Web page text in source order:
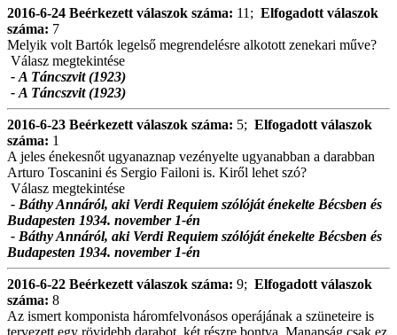
2016-6-24 Beérkezett válaszok száma: 11; Elfogadott válaszok
száma: 7
Melyik volt Bartók legelső megrendelésre alkotott zenekari műve?
Válasz megtekintése
- A Táncszvit (1923)
- A Táncszvit (1923)
2016-6-23 Beérkezett válaszok száma: 5; Elfogadott válaszok
száma: 1
A jeles énekesnőt ugyanaznap vezényelte ugyanabban a darabban
Arturo Toscanini és Sergio Failoni is. Kiről lehet szó?
Válasz megtekintése
- Báthy Annáról, aki Verdi Requiem szólóját énekelte Bécsben és
Budapesten 1934. november 1-én
- Báthy Annáról, aki Verdi Requiem szólóját énekelte Bécsben és
Budapesten 1934. november 1-én
2016-6-22 Beérkezett válaszok száma: 9; Elfogadott válaszok
száma: 8
Az ismert komponista háromfelvonásos operájának a szüneteire is
tervezett egy rövidebb darabot, két részre bontva. Manapság csak ez